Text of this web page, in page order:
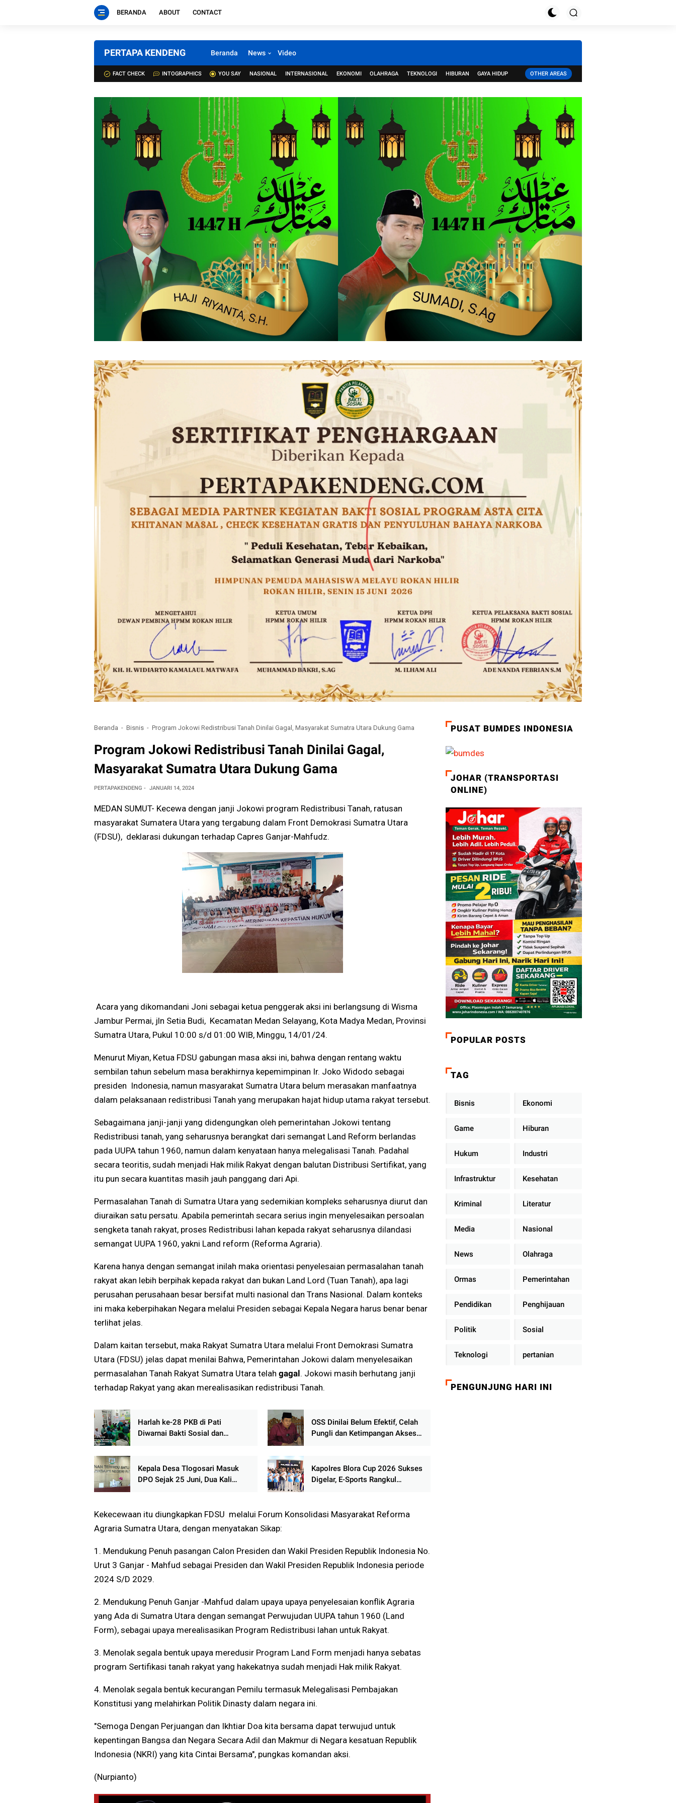
BERANDA ABOUT CONTACT
PERTAPA KENDENG Beranda News Video
FACT CHECK INTOGRAPHICS YOU SAY NASIONAL INTERNASIONAL EKONOMI OLAHRAGA TEKNOLOGI HIBURAN GAYA HIDUP OTHER AREAS
Beranda Bisnis Program Jokowi Redistribusi Tanah Dinilai Gagal, Masyarakat Sumatra Utara Dukung Gama
Program Jokowi Redistribusi Tanah Dinilai Gagal,
Masyarakat Sumatra Utara Dukung Gama
PERTAPAKENDENG JANUARI 14, 2024
MEDAN SUMUT- Kecewa dengan janji Jokowi program Redistribusi Tanah, ratusan
masyarakat Sumatera Utara yang tergabung dalam Front Demokrasi Sumatra Utara
(FDSU), deklarasi dukungan terhadap Capres Ganjar-Mahfudz.
Acara yang dikomandani Joni sebagai ketua penggerak aksi ini berlangsung di Wisma
Jambur Permai, jln Setia Budi, Kecamatan Medan Selayang, Kota Madya Medan, Provinsi
Sumatra Utara, Pukul 10:00 s/d 01:00 WIB, Minggu, 14/01/24.
Menurut Miyan, Ketua FDSU gabungan masa aksi ini, bahwa dengan rentang waktu
sembilan tahun sebelum masa berakhirnya kepemimpinan Ir. Joko Widodo sebagai
presiden Indonesia, namun masyarakat Sumatra Utara belum merasakan manfaatnya
dalam pelaksanaan redistribusi Tanah yang merupakan hajat hidup utama rakyat tersebut.
Sebagaimana janji-janji yang didengungkan oleh pemerintahan Jokowi tentang
Redistribusi tanah, yang seharusnya berangkat dari semangat Land Reform berlandas
pada UUPA tahun 1960, namun dalam kenyataan hanya melegalisasi Tanah. Padahal
secara teoritis, sudah menjadi Hak milik Rakyat dengan balutan Distribusi Sertifikat, yang
itu pun secara kuantitas masih jauh panggang dari Api.
Permasalahan Tanah di Sumatra Utara yang sedemikian kompleks seharusnya diurut dan
diuraikan satu persatu. Apabila pemerintah secara serius ingin menyelesaikan persoalan
sengketa tanah rakyat, proses Redistribusi lahan kepada rakyat seharusnya dilandasi
semangat UUPA 1960, yakni Land reform (Reforma Agraria).
Karena hanya dengan semangat inilah maka orientasi penyelesaian permasalahan tanah
rakyat akan lebih berpihak kepada rakyat dan bukan Land Lord (Tuan Tanah), apa lagi
perusahan perusahaan besar bersifat multi nasional dan Trans Nasional. Dalam konteks
ini maka keberpihakan Negara melalui Presiden sebagai Kepala Negara harus benar benar
terlihat jelas.
Dalam kaitan tersebut, maka Rakyat Sumatra Utara melalui Front Demokrasi Sumatra
Utara (FDSU) jelas dapat menilai Bahwa, Pemerintahan Jokowi dalam menyelesaikan
permasalahan Tanah Rakyat Sumatra Utara telah gagal. Jokowi masih berhutang janji
terhadap Rakyat yang akan merealisasikan redistribusi Tanah.
Harlah ke-28 PKB di Pati
Diwarnai Bakti Sosial dan
OSS Dinilai Belum Efektif, Celah
Pungli dan Ketimpangan Akses
Kepala Desa Tlogosari Masuk
DPO Sejak 25 Juni, Dua Kali
Kapolres Blora Cup 2026 Sukses
Digelar, E-Sports Rangkul
Kekecewaan itu diungkapkan FDSU melalui Forum Konsolidasi Masyarakat Reforma
Agraria Sumatra Utara, dengan menyatakan Sikap:
1. Mendukung Penuh pasangan Calon Presiden dan Wakil Presiden Republik Indonesia No.
Urut 3 Ganjar - Mahfud sebagai Presiden dan Wakil Presiden Republik Indonesia periode
2024 S/D 2029.
2. Mendukung Penuh Ganjar -Mahfud dalam upaya upaya penyelesaian konflik Agraria
yang Ada di Sumatra Utara dengan semangat Perwujudan UUPA tahun 1960 (Land
Form), sebagai upaya merealisasikan Program Redistribusi lahan untuk Rakyat.
3. Menolak segala bentuk upaya meredusir Program Land Form menjadi hanya sebatas
program Sertifikasi tanah rakyat yang hakekatnya sudah menjadi Hak milik Rakyat.
4. Menolak segala bentuk kecurangan Pemilu termasuk Melegalisasi Pembajakan
Konstitusi yang melahirkan Politik Dinasty dalam negara ini.
"Semoga Dengan Perjuangan dan Ikhtiar Doa kita bersama dapat terwujud untuk
kepentingan Bangsa dan Negara Secara Adil dan Makmur di Negara kesatuan Republik
Indonesia (NKRI) yang kita Cintai Bersama", pungkas komandan aksi.
(Nurpianto)
PUSAT BUMDES INDONESIA
JOHAR (TRANSPORTASI
ONLINE)
POPULAR POSTS
TAG
Bisnis Ekonomi
Game Hiburan
Hukum Industri
Infrastruktur Kesehatan
Kriminal Literatur
Media Nasional
News Olahraga
Ormas Pemerintahan
Pendidikan Penghijauan
Politik Sosial
Teknologi pertanian
PENGUNJUNG HARI INI